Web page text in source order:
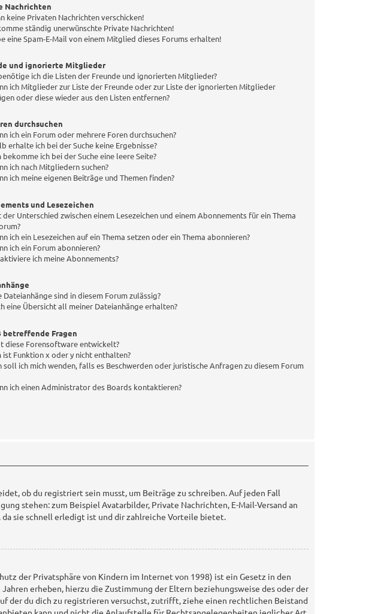
Nachrichten
keine Privaten Nachrichten verschicken!
ständig unerwünschte Private Nachrichten!
eine Spam-E-Mail von einem Mitglied dieses Forums erhalten!
und ignorierte Mitglieder
ich die Listen der Freunde und ignorierten Mitglieder?
ich Mitglieder zur Liste der Freunde oder zur Liste der ignorierten Mitglieder
oder diese wieder aus den Listen entfernen?
durchsuchen
ich ein Forum oder mehrere Foren durchsuchen?
erhalte ich bei der Suche keine Ergebnisse?
bekomme ich bei der Suche eine leere Seite?
ich nach Mitgliedern suchen?
ich meine eigenen Beiträge und Themen finden?
und Lesezeichen
der Unterschied zwischen einem Lesezeichen und einem Abonnements für ein Thema
ich ein Lesezeichen auf ein Thema setzen oder ein Thema abonnieren?
ich ein Forum abonnieren?
ich meine Abonnements?
Dateianhänge sind in diesem Forum zulässig?
eine Übersicht all meiner Dateianhänge erhalten?
betreffende Fragen
diese Forensoftware entwickelt?
ist Funktion x oder y nicht enthalten?
soll ich mich wenden, falls es Beschwerden oder juristische Anfragen zu diesem Forum
ich einen Administrator des Boards kontaktieren?
ob du registriert sein musst, um Beiträge zu schreiben. Auf jeden Fall
stehen: zum Beispiel Avatarbilder, Private Nachrichten, E-Mail-Versand an
sie schnell erledigt ist und dir zahlreiche Vorteile bietet.
der Privatsphäre von Kindern im Internet von 1998) ist ein Gesetz in den
erheben, hierzu die Zustimmung der Eltern beziehungsweise des oder der
der du dich zu registrieren versuchst, zutrifft, ziehe einen rechtlichen Beistand